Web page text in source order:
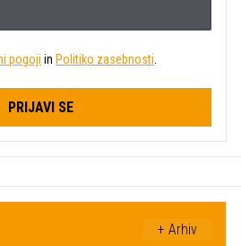
pogoji in Politiko zasebnosti
PRIJAVI SE
+ Arhiv